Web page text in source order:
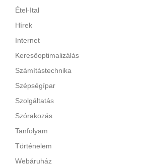
Étel-Ital
Hírek
Internet
Keresőoptimalizálás
Számítástechnika
Szépségípar
Szolgáltatás
Szórakozás
Tanfolyam
Történelem
Webáruház